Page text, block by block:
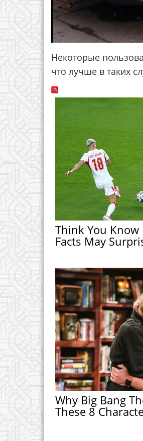
Некоторые
что лучше в таких
Think You Know
Facts May
Why Big Bang
These 8